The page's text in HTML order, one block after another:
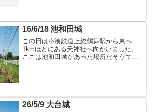
で、二の郭、三の郭は...
16/6/18 池和田城
この日は小湊鉄道上総鶴舞駅から東へ
1kmほどにある天神社へ向かいました。
ここは池和田城があった場所だそうで
26/5/9 大台城